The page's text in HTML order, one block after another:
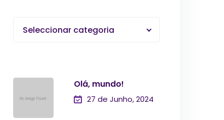
Seleccionar categoria
Olá, mundo!
27 de Junho, 2024